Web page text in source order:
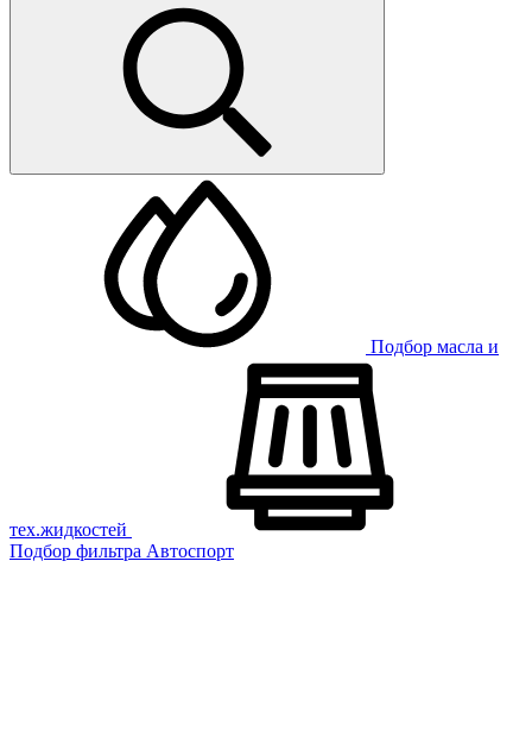
Подбор масла и
тех.жидкостей
Подбор фильтра Автоспорт